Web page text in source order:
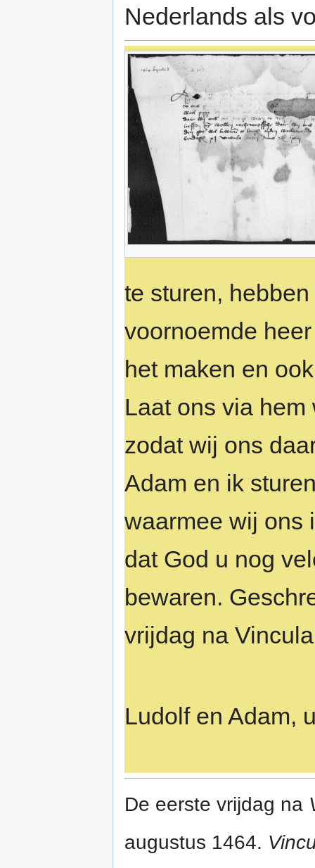
Nederlands als
te sturen,
voornoemde
het maken en
Laat ons via
zodat wij ons
Adam en ik
waarmee wij ons
dat God u nog
bewaren.
vrijdag na
Ludolf en Adam,
De eerste vrijdag na
augustus 1464.